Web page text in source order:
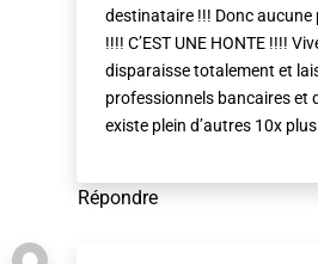
destinataire !!! Donc aucune
!!!! C’EST UNE HONTE !!!!
disparaisse totalement et
professionnels bancaires et
existe plein d’autres 10x
Répondre